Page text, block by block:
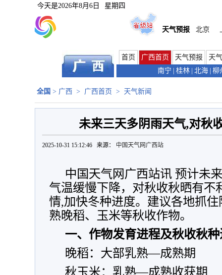
今天是2026年8月6日 星期四
天气预报 北京
首页 广西首页 天气预报
天
南宁
桂林 北海 柳
全国 > 广西 > 广西首页 > 天气新闻
未来三天多阴雨天气,对秋
2025-10-31 15:12:46 来源： 中国天气网广西站
中国天气网广西站讯 预计未
气温缓慢下降，对秋收秋晒有不
情,加快冬种进度。建议各地抓
熟晚稻、玉米等秋收作物。
一、作物发育进程及秋收秋
晚稻：大部乳熟—成熟期
秋玉米：乳熟—成熟收获期